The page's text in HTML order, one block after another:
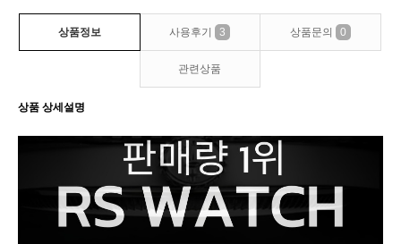
상품정보 사용후기 3 상품문의 0
관련상품
상품 상세설명